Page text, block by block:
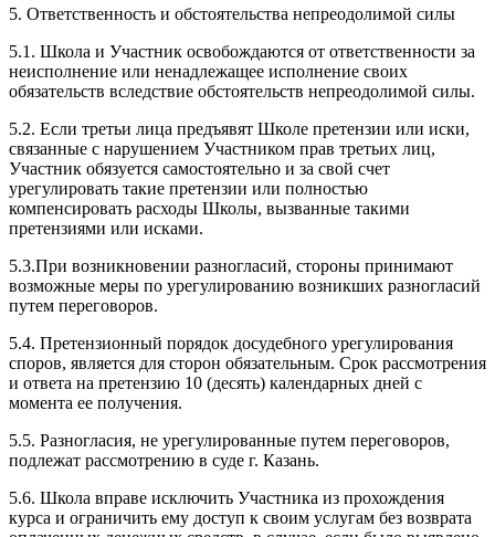
5. Ответственность и обстоятельства непреодолимой силы
5.1. Школа и Участник освобождаются от ответственности за
неисполнение или ненадлежащее исполнение своих
обязательств вследствие обстоятельств непреодолимой силы.
5.2. Если третьи лица предъявят Школе претензии или иски,
связанные с нарушением Участником прав третьих лиц,
Участник обязуется самостоятельно и за свой счет
урегулировать такие претензии или полностью
компенсировать расходы Школы, вызванные такими
претензиями или исками.
5.3.При возникновении разногласий, стороны принимают
возможные меры по урегулированию возникших разногласий
путем переговоров.
5.4. Претензионный порядок досудебного урегулирования
споров, является для сторон обязательным. Срок рассмотрения
и ответа на претензию 10 (десять) календарных дней с
момента ее получения.
5.5. Разногласия, не урегулированные путем переговоров,
подлежат рассмотрению в суде г. Казань.
5.6. Школа вправе исключить Участника из прохождения
курса и ограничить ему доступ к своим услугам без возврата